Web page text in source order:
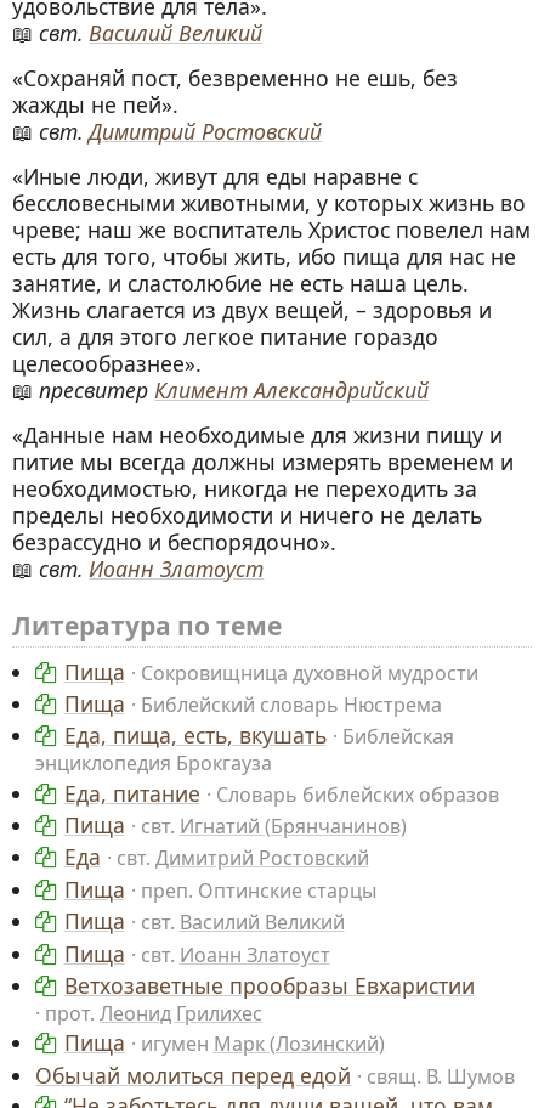
свт. Василий Великий
«Сохраняй пост, безвременно не ешь, без
жажды не пей».
свт.Димитрий Ростовский
«Иные люди, живут для еды наравне с
бессловесными животными, у которых жизнь во
чреве; наш же воспитатель Христос повелел нам
есть для того, чтобы жить, ибо пища для нас не
занятие, и сластолюбие не есть наша цель.
Жизнь слагается из двух вещей, – здоровья и
сил, а для этого легкое питание гораздо
целесообразнее».
пресвитер Климент Александрийский
«Данные нам необходимые для жизни пищу и
питие мы всегда должны измерять временем и
необходимостью, никогда не переходить за
пределы необходимости и ничего не делать
безрассудно и беспорядочно».
свт. Иоанн Златоуст
Литература по теме
Пища Сокровищница духовной мудрости
Пища Библейский словарь Нюстрема
Еда, пища, есть, вкушать
Библейская
энциклопедия Брокгауза
Еда, питание Словарь библейских образов
Пища свт. Игнатий (Брянчанинов)
Еда свт. Димитрий Ростовский
Пища преп. Оптинские старцы
Пища свт. Василий Великий
Пища свт. Иоанн Златоуст
Ветхозаветные прообразы Евхаристии
прот.Леонид Грилихес
Пища игумен Марк (Лозинский)
Обычай молиться перед едой свящ. В. Шумов